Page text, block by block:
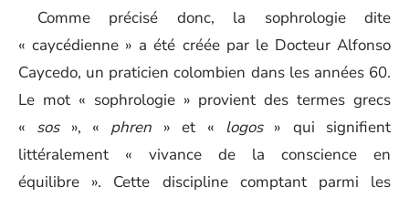
Comme précisé donc, la sophrologie dite
« caycédienne » a été créée par le Docteur Alfonso
Caycedo, un praticien colombien dans les années 60.
Le mot « sophrologie » provient des termes grecs
« sos », « phren » et « logos» qui signifient
littéralement « vivance de la conscience en
équilibre ». Cette discipline comptant parmi les